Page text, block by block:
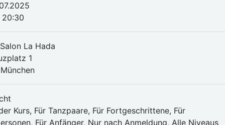
20:30
La Hada
1
Kurs, Für Tanzpaare, Für Fortgeschrittene, Für
Für Anfänger, Nur nach Anmeldung, Alle Niveaus